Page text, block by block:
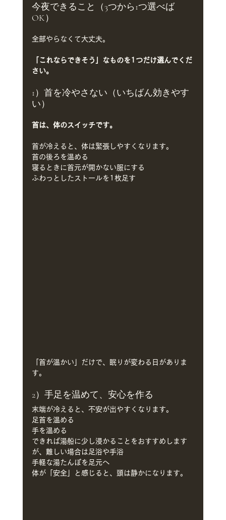
今夜できること（3つから1つ選べば
OK）
全部やらなくて大丈夫。
「これならできそう」なものを1つだけ選んでくだ
さい。
1）首を冷やさない（いちばん効きやす
い）
首は、体のスイッチです。
首が冷えると、体は緊張しやすくなります。
首の後ろを温める
寝るときに首元が開かない服にする
ふわっとしたストールを1枚足す
「首が温かい」だけで、眠りが変わる日がありま
す。
2）手足を温めて、安心を作る
末端が冷えると、不安が出やすくなります。
足首を温める
手を温める
できれば湯船に少し浸かることをおすすめします
が、難しい場合は足浴や手浴
手軽な湯たんぽを足元へ
体が「安全」と感じると、頭は静かになります。